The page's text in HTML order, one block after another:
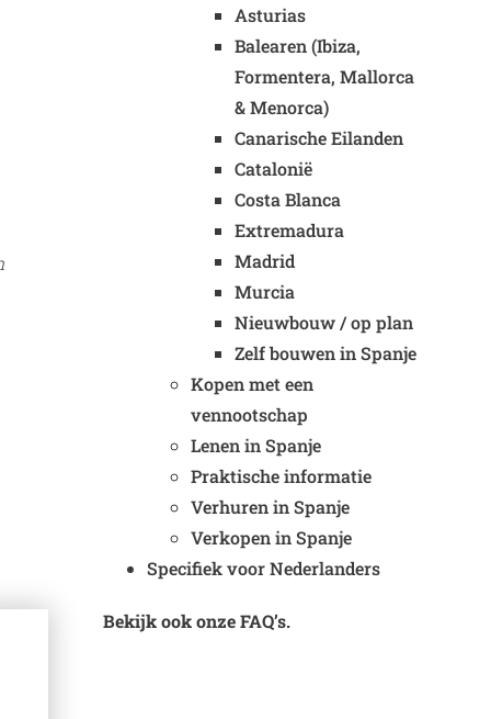
Asturias
Balearen (Ibiza,
Formentera, Mallorca
& Menorca)
Canarische Eilanden
Catalonië
Costa Blanca
Extremadura
Madrid
Murcia
Nieuwbouw / op plan
Zelf bouwen in Spanje
Kopen met een
vennootschap
Lenen in Spanje
Praktische informatie
Verhuren in Spanje
Verkopen in Spanje
Specifiek voor Nederlanders
Bekijk ook onze FAQ’s.